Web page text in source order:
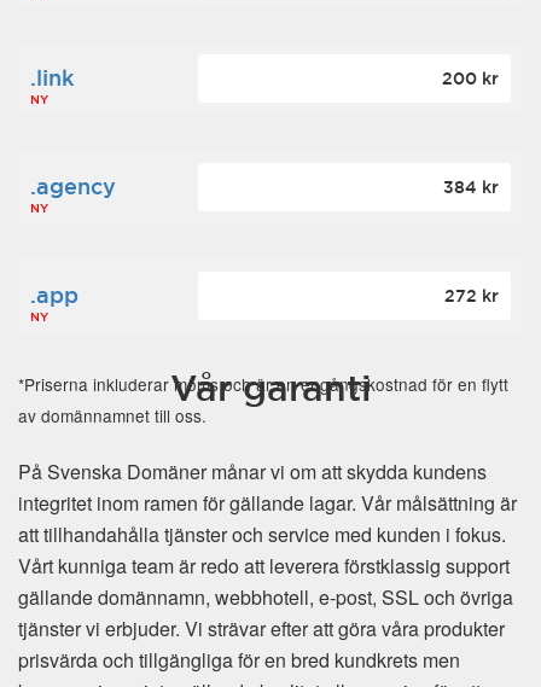
.link
NY
200 kr
.agency
NY
384 kr
.app
NY
272 kr
*Priserna inkluderar moms och är en engångskostnad för en flytt
av domännamnet till oss.
Vår garanti
På Svenska Domäner månar vi om att skydda kundens
integritet inom ramen för gällande lagar. Vår målsättning är
att tillhandahålla tjänster och service med kunden i fokus.
Vårt kunniga team är redo att leverera förstklassig support
gällande domännamn, webbhotell, e-post, SSL och övriga
tjänster vi erbjuder. Vi strävar efter att göra våra produkter
prisvärda och tillgängliga för en bred kundkrets men